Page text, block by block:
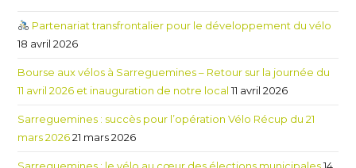
Partenariat transfrontalier pour le développement du vélo
18 avril 2026
Bourse aux vélos à Sarreguemines – Retour sur la journée du
11 avril 2026 et inauguration de notre local 11 avril 2026
Sarreguemines : succès pour l’opération Vélo Récup du 21
mars 2026 21 mars 2026